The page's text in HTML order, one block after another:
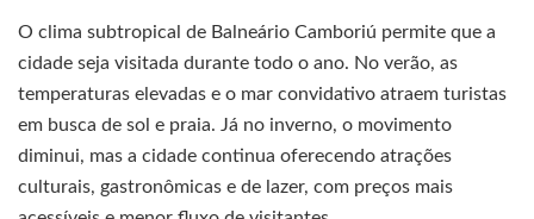
O clima subtropical de Balneário Camboriú permite que a
cidade seja visitada durante todo o ano. No verão, as
temperaturas elevadas e o mar convidativo atraem turistas
em busca de sol e praia. Já no inverno, o movimento
diminui, mas a cidade continua oferecendo atrações
culturais, gastronômicas e de lazer, com preços mais